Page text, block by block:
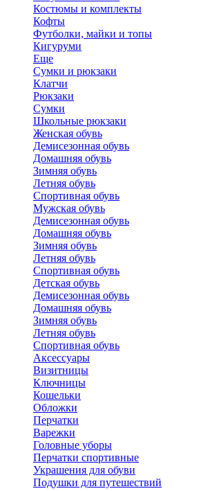
Костюмы и комплекты
Кофты
Футболки, майки и топы
Кигуруми
Еще
Сумки и рюкзаки
Клатчи
Рюкзаки
Сумки
Школьные рюкзаки
Женская обувь
Демисезонная обувь
Домашняя обувь
Зимняя обувь
Летняя обувь
Спортивная обувь
Мужская обувь
Демисезонная обувь
Домашняя обувь
Зимняя обувь
Летняя обувь
Спортивная обувь
Детская обувь
Демисезонная обувь
Домашняя обувь
Зимняя обувь
Летняя обувь
Спортивная обувь
Аксессуары
Визитницы
Ключницы
Кошельки
Обложки
Перчатки
Варежки
Головные уборы
Перчатки спортивные
Украшения для обуви
Подушки для путешествий